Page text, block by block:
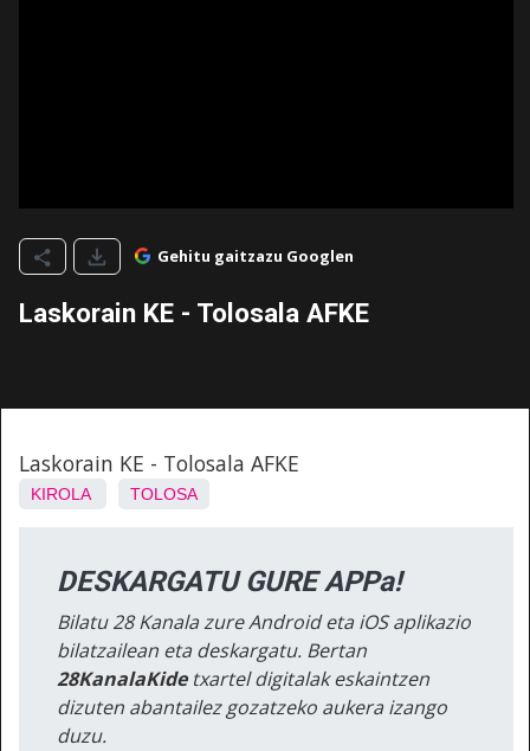
Gehitu gaitzazu Googlen
Laskorain KE - Tolosala AFKE
Laskorain KE - Tolosala AFKE
KIROLA TOLOSA
DESKARGATU GURE APPa!
Bilatu 28 Kanala zure Android eta iOS aplikazio
bilatzailean eta deskargatu. Bertan
28KanalaKidetxartel digitalak eskaintzen
dizuten abantailez gozatzeko aukera izango
duzu.